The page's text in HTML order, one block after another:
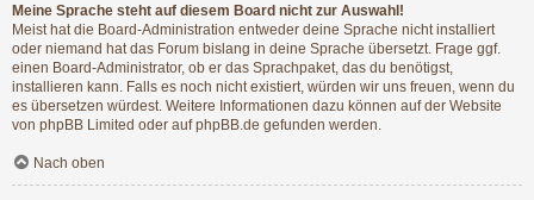
Meine Sprache steht auf diesem Board nicht zur Auswahl!
Meist hat die Board-Administration entweder deine Sprache nicht installiert
oder niemand hat das Forum bislang in deine Sprache übersetzt. Frage ggf.
einen Board-Administrator, ob er das Sprachpaket, das du benötigst,
installieren kann. Falls es noch nicht existiert, würden wir uns freuen, wenn du
es übersetzen würdest. Weitere Informationen dazu können auf der Website
von phpBB Limited oder aufphpBB.de gefunden werden.
Nach oben